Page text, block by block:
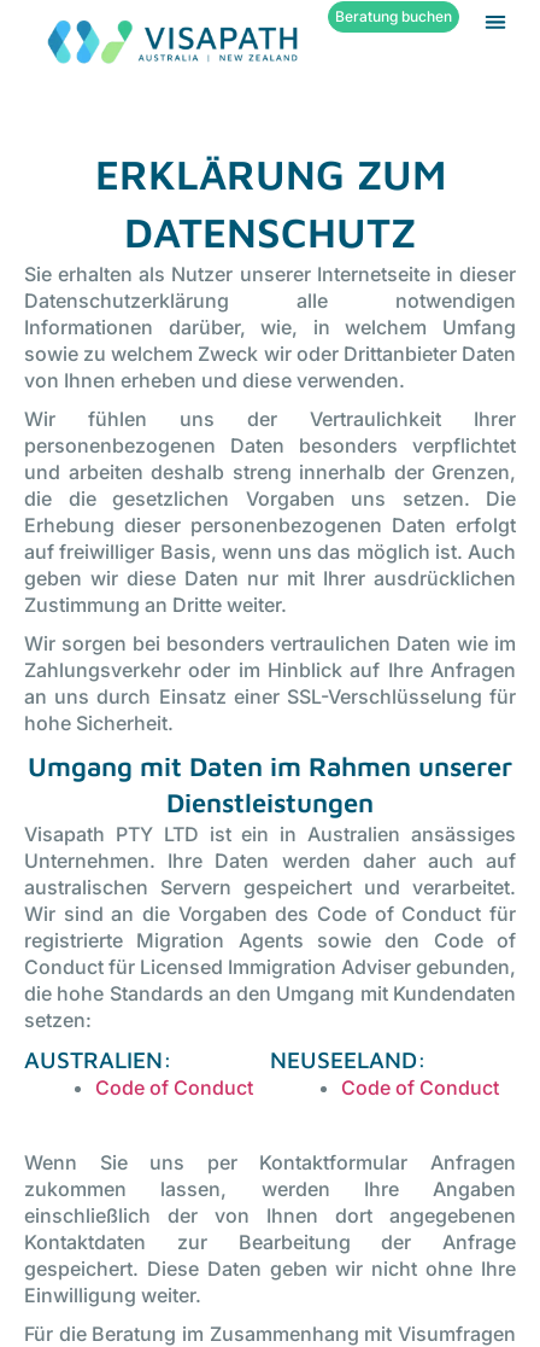
Beratung buchen
ERKLÄRUNG ZUM
DATENSCHUTZ
Sie erhalten als Nutzer unserer Internetseite in dieser
Datenschutzerklärung alle notwendigen
Informationen darüber, wie, in welchem Umfang
sowie zu welchem Zweck wir oder Drittanbieter Daten
von Ihnen erheben und diese verwenden.
Wir fühlen uns der Vertraulichkeit Ihrer
personenbezogenen Daten besonders verpflichtet
und arbeiten deshalb streng innerhalb der Grenzen,
die die gesetzlichen Vorgaben uns setzen. Die
Erhebung dieser personenbezogenen Daten erfolgt
auf freiwilliger Basis, wenn uns das möglich ist. Auch
geben wir diese Daten nur mit Ihrer ausdrücklichen
Zustimmung an Dritte weiter.
Wir sorgen bei besonders vertraulichen Daten wie im
Zahlungsverkehr oder im Hinblick auf Ihre Anfragen
an uns durch Einsatz einer SSL-Verschlüsselung für
hohe Sicherheit.
Umgang mit Daten im Rahmen unserer
Dienstleistungen
Visapath PTY LTD ist ein in Australien ansässiges
Unternehmen. Ihre Daten werden daher auch auf
australischen Servern gespeichert und verarbeitet.
Wir sind an die Vorgaben des Code of Conduct für
registrierte Migration Agents sowie den Code of
Conduct für Licensed Immigration Adviser gebunden,
die hohe Standards an den Umgang mit Kundendaten
setzen:
AUSTRALIEN:
Code of Conduct
NEUSEELAND:
Code of Conduct
Wenn Sie uns per Kontaktformular Anfragen
zukommen lassen, werden Ihre Angaben
einschließlich der von Ihnen dort angegebenen
Kontaktdaten zur Bearbeitung der Anfrage
gespeichert. Diese Daten geben wir nicht ohne Ihre
Einwilligung weiter.
Für die Beratung im Zusammenhang mit Visumfragen